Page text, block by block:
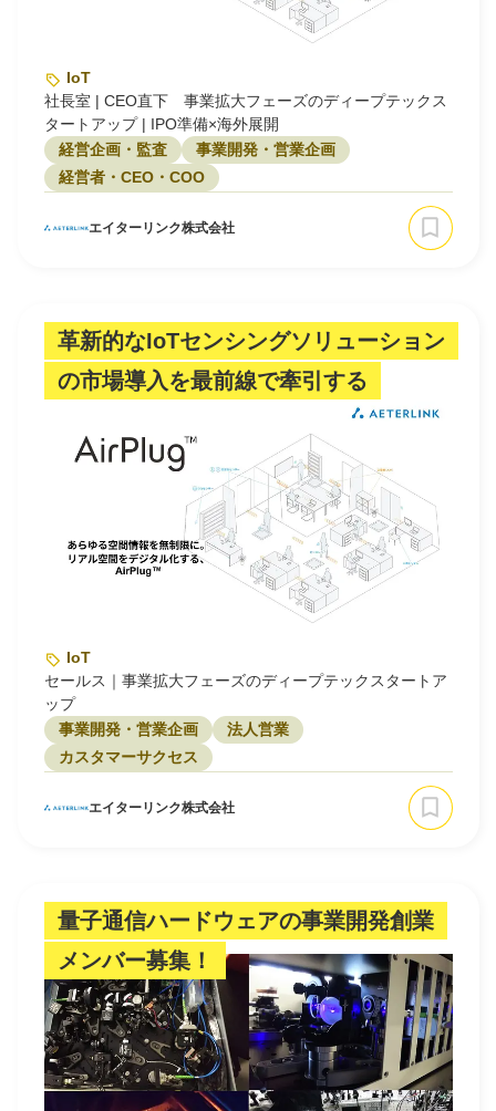
IoT
社長室 | CEO直下 事業拡大フェーズのディープテックス
タートアップ | IPO準備×海外展開
経営企画・監査
事業開発・営業企画
経営者・CEO・COO
エイターリンク株式会社
革新的なIoTセンシングソリューション
の市場導入を最前線で牽引する
IoT
セールス｜事業拡大フェーズのディープテックスタートア
ップ
事業開発・営業企画
法人営業
カスタマーサクセス
エイターリンク株式会社
量子通信ハードウェアの事業開発創業
メンバー募集！